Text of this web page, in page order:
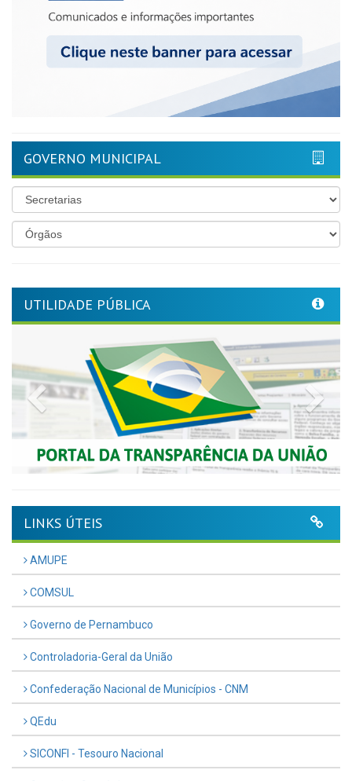
GOVERNO MUNICIPAL
UTILIDADE PÚBLICA
Previous
LINKS ÚTEIS
AMUPE
COMSUL
Governo de Pernambuco
Controladoria-Geral da União
Confederação Nacional de Municípios - CNM
QEdu
SICONFI - Tesouro Nacional